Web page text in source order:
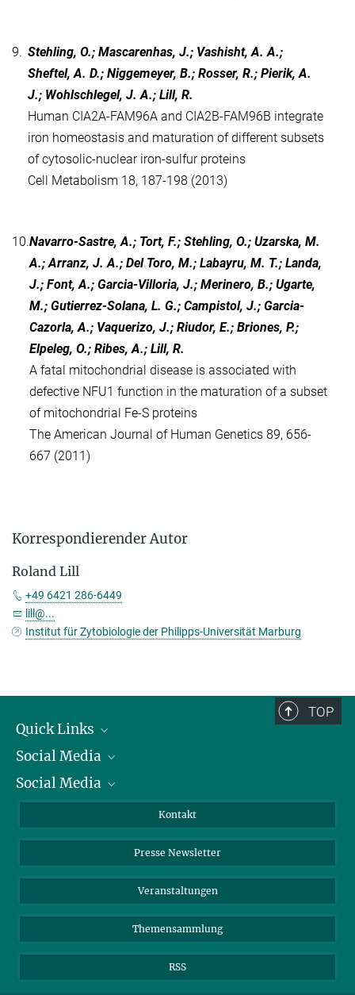
9. Stehling, O.; Mascarenhas, J.; Vashisht, A. A.;
Sheftel, A. D.; Niggemeyer, B.; Rosser, R.; Pierik, A.
J.; Wohlschlegel, J. A.; Lill, R.
Human CIA2A-FAM96A and CIA2B-FAM96B integrate
iron homeostasis and maturation of different subsets
of cytosolic-nuclear iron-sulfur proteins
Cell Metabolism 18, 187-198 (2013)
10.Navarro-Sastre, A.; Tort, F.; Stehling, O.; Uzarska, M.
A.; Arranz, J. A.; Del Toro, M.; Labayru, M. T.; Landa,
J.; Font, A.; Garcia-Villoria, J.; Merinero, B.; Ugarte,
M.; Gutierrez-Solana, L. G.; Campistol, J.; Garcia-
Cazorla, A.; Vaquerizo, J.; Riudor, E.; Briones, P.;
Elpeleg, O.; Ribes, A.; Lill, R.
A fatal mitochondrial disease is associated with
defective NFU1 function in the maturation of a subset
of mitochondrial Fe-S proteins
The American Journal of Human Genetics 89, 656-
667 (2011)
Korrespondierender Autor
Roland Lill
+49 6421 286-6449
lill@...
Institut für Zytobiologie der Philipps-Universität Marburg
TOP
Quick Links
Präsident
Zahlen und Fakten
Meldestelle Fehlverhalten
Social Media
Bluesky
TikTok
Social Media
Instagram
YouTube
Kontakt
Presse Newsletter
Veranstaltungen
Themensammlung
RSS